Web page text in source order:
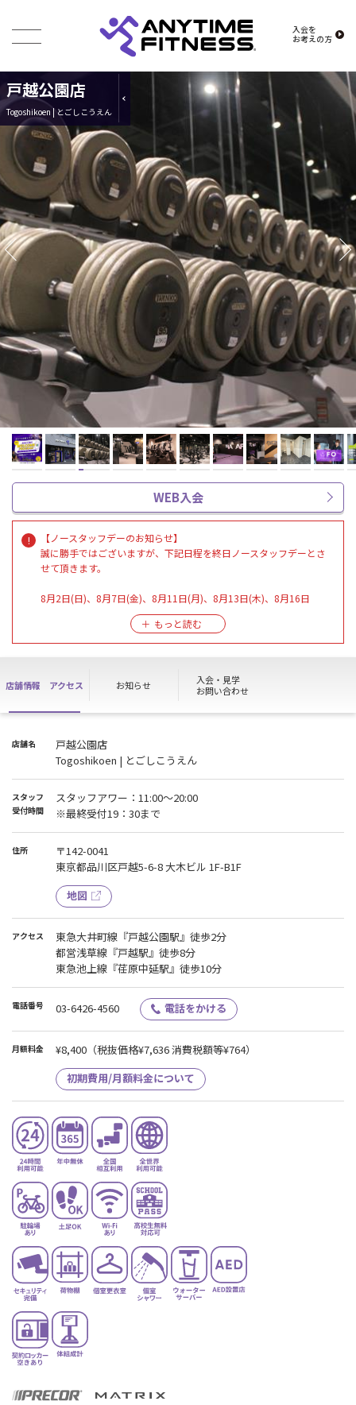
入会を
お考えの方
戸越公園店
Togoshikoen | とごしこうえん
WEB入会
【ノースタッフデーのお知らせ】
誠に勝手ではございますが、下記日程を終日ノースタッフデーとさ
せて頂きます。
8月2日(日)、8月7日(金)、8月11日(月)、8月13日(木)、8月16日
(日)、8月19日(水)、8月26日(水)、8月29日(土)、8月30日(日)
※上記日程はご見学・高校生無料利用・入退会等の各種お手続きは
※メンバーの方は通常通り24時間施設をご利用頂けます。
※ノースタッフデー期間中も清掃は行っております。
皆様にはご迷惑をお掛けしますが、
店舗情報 アクセス お知らせ
入会・見学
お問い合わせ
店舗名
戸越公園店
Togoshikoen | とごしこうえん
スタッフ
受付時間
スタッフアワー：11:00～20:00
※最終受付19：30まで
住所
〒142-0041
東京都品川区戸越5-6-8 大木ビル 1F-B1F
地図
アクセス
東急大井町線『戸越公園駅』徒歩2分
都営浅草線『戸越駅』徒歩8分
東急池上線『荏原中延駅』徒歩10分
電話番号 03-6426-4560 電話をかける
月額料金 ¥8,400 （税抜価格¥7,636 消費税額等¥764）
初期費用/月額料金について